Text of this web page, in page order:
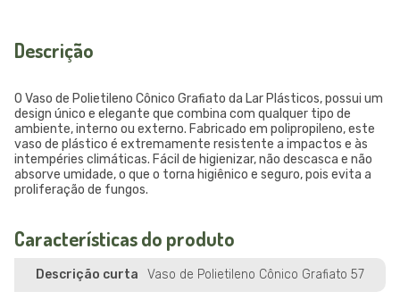
Descrição
O Vaso de Polietileno Cônico Grafiato da Lar Plásticos, possui um
design único e elegante que combina com qualquer tipo de
ambiente, interno ou externo. Fabricado em polipropileno, este
vaso de plástico é extremamente resistente a impactos e às
intempéries climáticas. Fácil de higienizar, não descasca e não
absorve umidade, o que o torna higiênico e seguro, pois evita a
proliferação de fungos.
Características do produto
Descrição curta Vaso de Polietileno Cônico Grafiato 57